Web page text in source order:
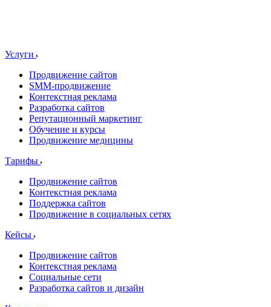
Услуги
Продвижение сайтов
SMM-продвижение
Контекстная реклама
Разработка сайтов
Репутационный маркетинг
Обучение и курсы
Продвижение медицины
Тарифы
Продвижение сайтов
Контекстная реклама
Поддержка сайтов
Продвижение в социальных сетях
Кейсы
Продвижение сайтов
Контекстная реклама
Социальные сети
Разработка сайтов и дизайн